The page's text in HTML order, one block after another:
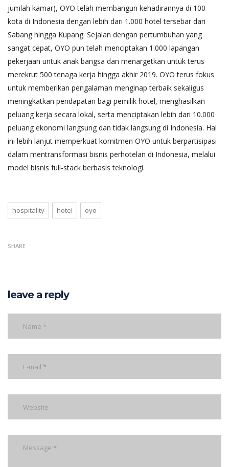
jumlah kamar), OYO telah membangun kehadirannya di 100
kota di Indonesia dengan lebih dari 1.000 hotel tersebar dari
Sabang hingga Kupang. Sejalan dengan pertumbuhan yang
sangat cepat, OYO pun telah menciptakan 1.000 lapangan
pekerjaan untuk anak bangsa dan menargetkan untuk terus
merekrut 500 tenaga kerja hingga akhir 2019. OYO terus fokus
untuk memberikan pengalaman menginap terbaik sekaligus
meningkatkan pendapatan bagi pemilik hotel, menghasilkan
peluang kerja secara lokal, serta menciptakan lebih dari 10.000
peluang ekonomi langsung dan tidak langsung di Indonesia. Hal
ini lebih lanjut memperkuat komitmen OYO untuk berpartisipasi
dalam mentransformasi bisnis perhotelan di Indonesia, melalui
model bisnis full-stack berbasis teknologi.
hospitality hotel oyo
SHARE
leave a reply